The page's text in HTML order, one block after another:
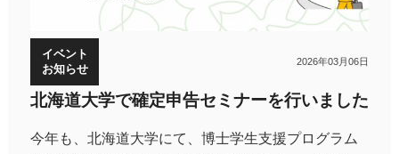
イベント
お知らせ
2026年03月06日
北海道大学で確定申告セミナーを行いました
今年も、北海道大学にて、博士学生支援プログラム